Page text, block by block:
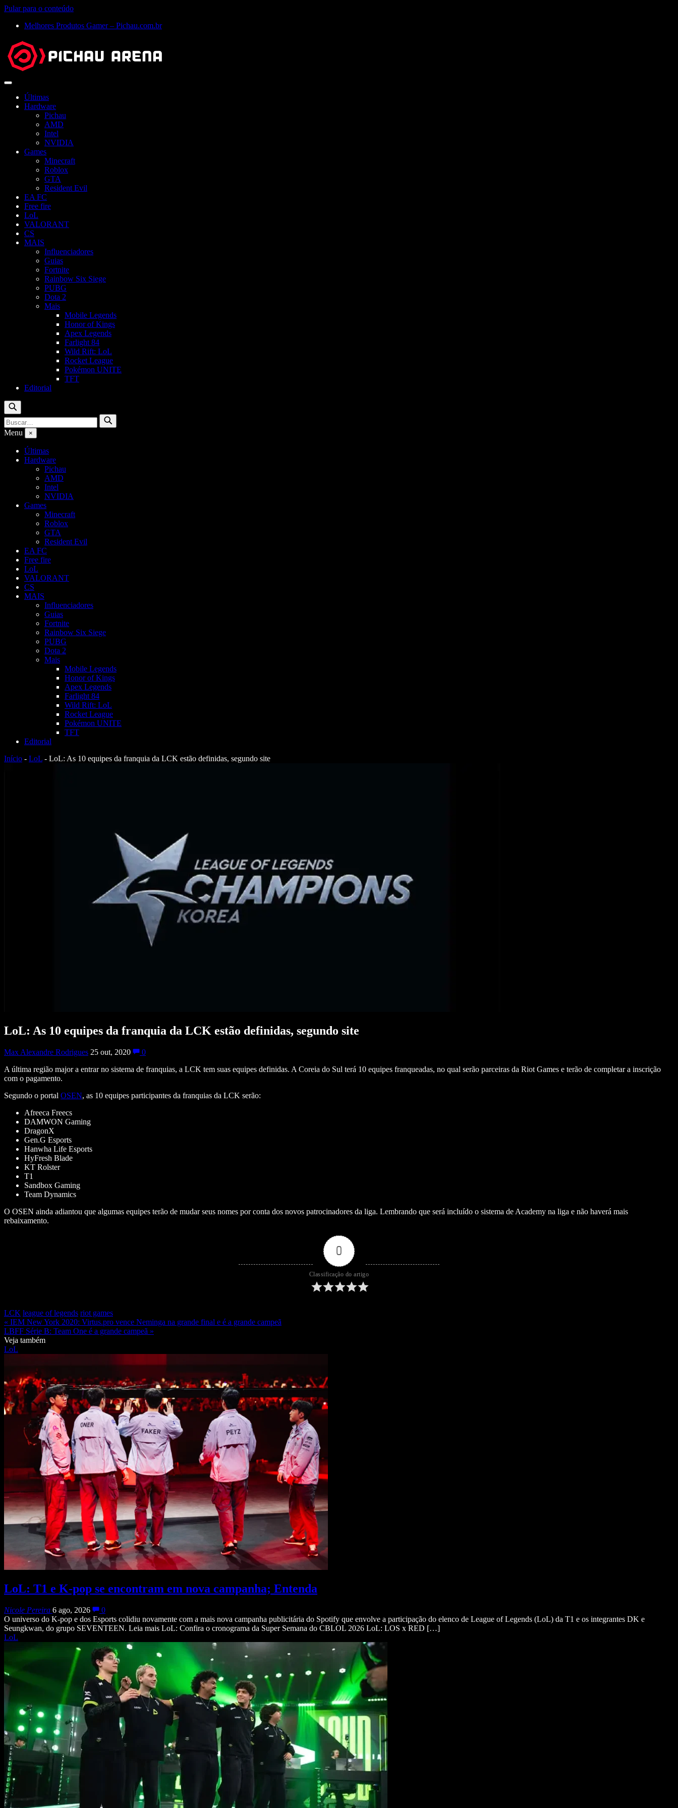
Pular para o conteúdo
Melhores Produtos Gamer – Pichau.com.br
Abrir
Últimas
Hardware
Pichau
AMD
Intel
NVIDIA
Games
Minecraft
Roblox
GTA
Resident Evil
EA FC
Free fire
LoL
VALORANT
CS
MAIS
Influenciadores
Guias
Fortnite
Rainbow Six Siege
PUBG
Dota 2
Mais
Mobile Legends
Honor of Kings
Apex Legends
Farlight 84
Wild Rift: LoL
Rocket League
Pokémon UNITE
TFT
Editorial
Buscar
Buscar
por:
Buscar
Menu ×
Últimas
Hardware
Pichau
AMD
Intel
NVIDIA
Games
Minecraft
Roblox
GTA
Resident Evil
EA FC
Free fire
LoL
VALORANT
CS
MAIS
Influenciadores
Guias
Fortnite
Rainbow Six Siege
PUBG
Dota 2
Mais
Mobile Legends
Honor of Kings
Apex Legends
Farlight 84
Wild Rift: LoL
Rocket League
Pokémon UNITE
TFT
Editorial
Início - LoL - LoL: As 10 equipes da franquia da LCK estão definidas, segundo site
LoL: As 10 equipes da franquia da LCK estão definidas, segundo site
Max Alexandre Rodrigues 25 out, 2020
0
A última região major a entrar no sistema de franquias, a LCK tem suas equipes definidas. A Coreia do Sul terá 10 equipes franqueadas, no qual serão parceiras da Riot Games e terão de completar a inscrição
com o pagamento.
Segundo o portal OSEN, as 10 equipes participantes da franquias da LCK serão:
Afreeca Freecs
DAMWON Gaming
DragonX
Gen.G Esports
Hanwha Life Esports
HyFresh Blade
KT Rolster
T1
Sandbox Gaming
Team Dynamics
O OSEN ainda adiantou que algumas equipes terão de mudar seus nomes por conta dos novos patrocinadores da liga. Lembrando que será incluído o sistema de Academy na liga e não haverá mais
rebaixamento.
0
Classificação do artigo
LCK league of legends riot games
« IEM New York 2020: Virtus.pro vence Neminga na grande final e é a grande campeã
LBFF Série B: Team One é a grande campeã »
Veja também
LoL
LoL: T1 e K-pop se encontram em nova campanha; Entenda
Nicole Pereira 6 ago, 2026
0
O universo do K-pop e dos Esports colidiu novamente com a mais nova campanha publicitária do Spotify que envolve a participação do elenco de League of Legends (LoL) da T1 e os integrantes DK e
Seungkwan, do grupo SEVENTEEN. Leia mais LoL: Confira o cronograma da Super Semana do CBLOL 2026 LoL: LOS x RED […]
LoL